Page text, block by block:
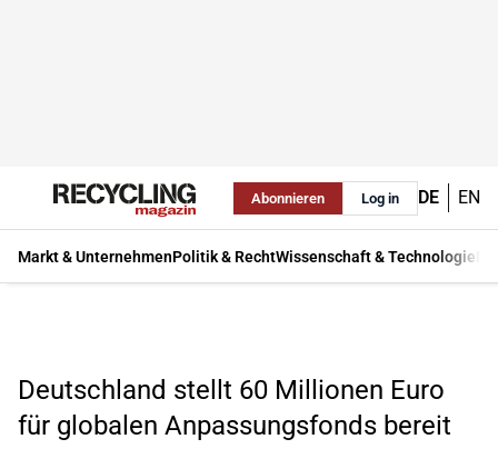
Abonnieren Log in DE EN
Markt & UnternehmenPolitik & RechtWissenschaft & Technologie
Deutschland stellt 60 Millionen Euro
für globalen Anpassungsfonds bereit